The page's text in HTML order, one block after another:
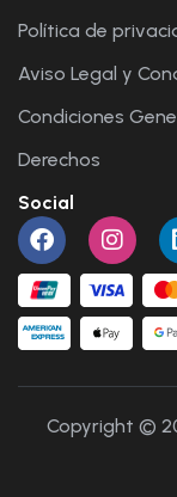
Política de
Aviso Legal y
Condiciones
Derechos
Social
Copyright ©